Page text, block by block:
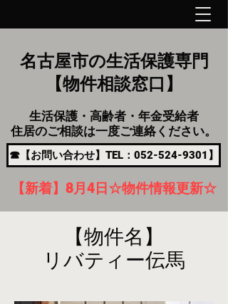
名古屋市の生活保護専門
【物件相談窓口】
生活保護・高齢者・年金受給者
住居のご相談は一度ご連絡ください。
☎【お問い合わせ】TEL：052-524-9301】
【新着】8月4 日 ☆物件情報更新☆
【物件名】
リバティー伝馬